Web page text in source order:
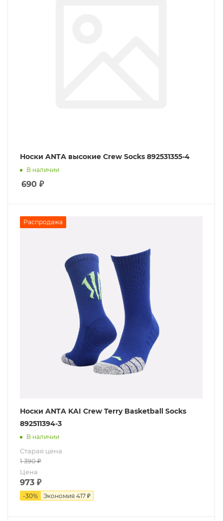
Носки ANTA высокие Crew Socks 892531355-4
В наличии
690 ₽
Распродажа
Носки ANTA KAI Crew Terry Basketball Socks
892511394-3
В наличии
Старая цена
1 390₽
Цена
973 ₽
-30% Экономия 417 ₽